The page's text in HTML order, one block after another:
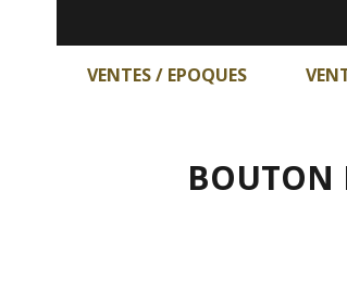
VENTES / EPOQUES
BOUTON